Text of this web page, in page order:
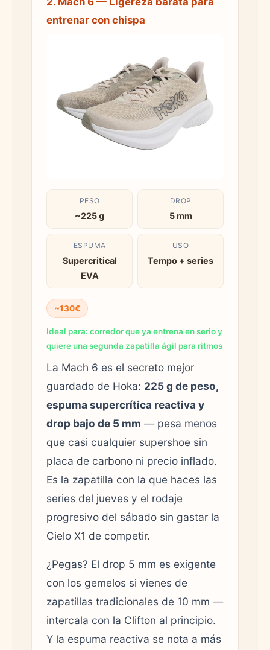
entrenar con chispa
PESO
~225 g
DROP
5 mm
ESPUMA
Supercritical
EVA
USO
Tempo + series
~130€
Ideal para: corredor que ya entrena en serio y
quiere una segunda zapatilla ágil para ritmos
La Mach 6 es el secreto mejor
guardado de Hoka: 225 g de peso,
espuma supercrítica reactiva y
drop bajo de 5 mm — pesa menos
que casi cualquier supershoe sin
placa de carbono ni precio inflado.
Es la zapatilla con la que haces las
series del jueves y el rodaje
progresivo del sábado sin gastar la
Cielo X1 de competir.
¿Pegas? El drop 5 mm es exigente
con los gemelos si vienes de
zapatillas tradicionales de 10 mm —
intercala con la Clifton al principio.
Y la espuma reactiva se nota a más